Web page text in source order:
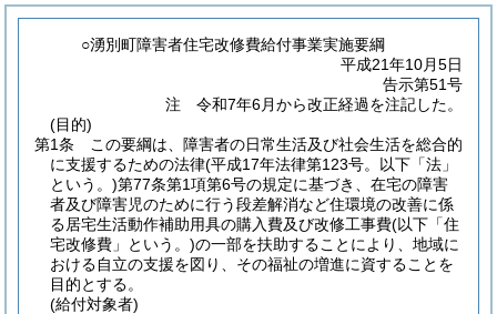
○湧別町障害者住宅改修費給付事業実施要綱
平成21年10月5日
告示第51号
注 令和7年6月から改正経過を注記した。
(目的)
第1条
この要綱は、障害者の日常生活及び社会生活を総合的
に支援するための法律(平成17年法律第123号。以下「法」
という。)第77条第1項第6号の規定に基づき、在宅の障害
者及び障害児のために行う段差解消など住環境の改善に係
る居宅生活動作補助用具の購入費及び改修工事費(以下「住
宅改修費」という。)の一部を扶助することにより、地域に
おける自立の支援を図り、その福祉の増進に資することを
目的とする。
(給付対象者)